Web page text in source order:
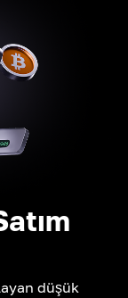
düşük